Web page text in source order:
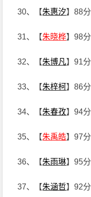
30、【朱惠汐】88分
31、【朱晓桦】98分
32、【朱博凡】91分
33、【朱梓柯】86分
34、【朱春孜】94分
35、【朱禹皓】97分
36、【朱雨琳】95分
37、【朱涵哲】92分